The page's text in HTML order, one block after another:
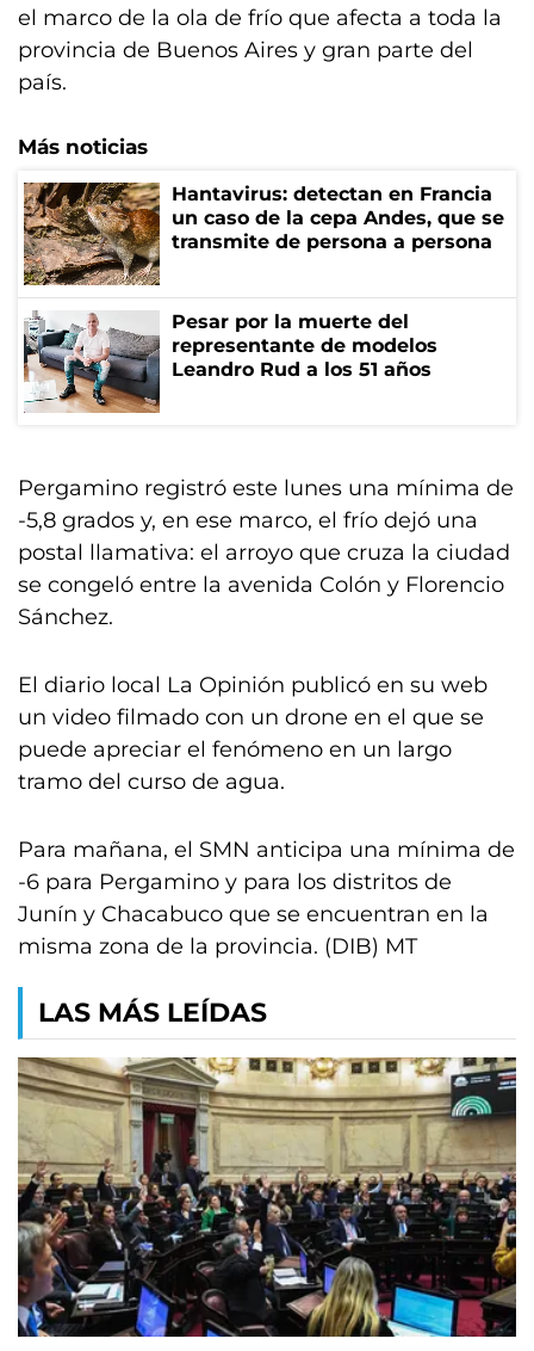
el marco de la ola de frío que afecta a toda la
provincia de Buenos Aires y gran parte del
país.
Más noticias
Hantavirus: detectan en Francia
un caso de la cepa Andes, que se
transmite de persona a persona
Pesar por la muerte del
representante de modelos
Leandro Rud a los 51 años
Pergamino registró este lunes una mínima de
-5,8 grados y, en ese marco, el frío dejó una
postal llamativa: el arroyo que cruza la ciudad
se congeló entre la avenida Colón y Florencio
Sánchez.
El diario local La Opinión publicó en su web
un video filmado con un drone en el que se
puede apreciar el fenómeno en un largo
tramo del curso de agua.
Para mañana, el SMN anticipa una mínima de
-6 para Pergamino y para los distritos de
Junín y Chacabuco que se encuentran en la
misma zona de la provincia. (DIB) MT
LAS MÁS LEÍDAS